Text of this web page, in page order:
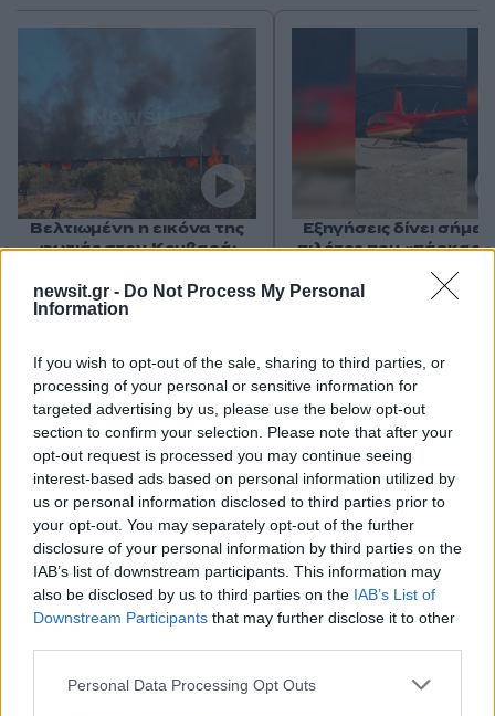
newsit.gr - Do Not Process My Personal
Information
If you wish to opt-out of the sale, sharing to third parties, or
processing of your personal or sensitive information for
targeted advertising by us, please use the below opt-out
section to confirm your selection. Please note that after your
opt-out request is processed you may continue seeing
interest-based ads based on personal information utilized by
us or personal information disclosed to third parties prior to
your opt-out. You may separately opt-out of the further
disclosure of your personal information by third parties on the
IAB’s list of downstream participants. This information may
also be disclosed by us to third parties on the IAB’s List of
Downstream Participants that may further disclose it to other
Please note that this website/app uses one or more Google
Personal Data Processing Opt Outs
Σχόλια
Σχολίασε εδώ
50 /50
Βελτιωμένη η εικόνα της
φωτιάς στον Κουβαρά:
κτηνοτροφικές μονάδες –
Εκκενώθηκε ο Άγιος
Εξηγήσεις δίνει
πιλότος που
ελικόπτερο στο
Σαρακήνικο - «Δεν